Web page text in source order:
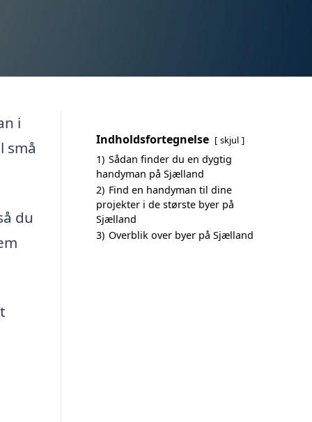
i
små
du
Indholdsfortegnelse skjul
1) Sådan finder du en dygtig
handyman på Sjælland
2) Find en handyman til dine
projekter i de største byer på
Sjælland
3) Overblik over byer på Sjælland